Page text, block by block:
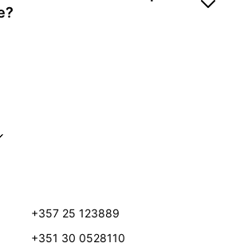
+357 25 123889
+351 30 0528110